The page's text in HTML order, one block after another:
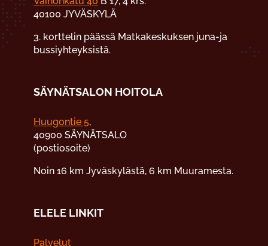
40100 JYVÄSKYLÄ
3. korttelin päässä Matkakeskuksen juna-ja
bussiyhteyksistä.
SÄYNÄTSALON HOITOLA
Huugontie 5,
40900 SÄYNÄTSALO
(postiosoite)
Noin 16 km Jyväskylästä, 6 km Muuramesta.
ELELE LINKIT
Palvelut